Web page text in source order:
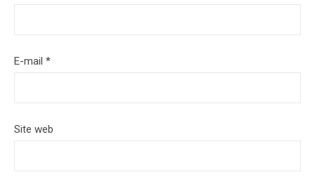
E-mail *
Site web